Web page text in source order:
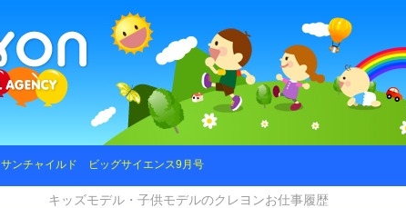
サンチャイルド ビッグサイエンス9月号
キッズモデル・子供モデルのクレヨンお仕事履歴